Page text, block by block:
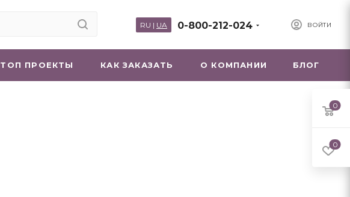
ВОЙТИ
0-800-212-024
RU | UA
ТОП ПРОЕКТЫ КАК ЗАКАЗАТЬ О КОМПАНИИ БЛОГ
0
0